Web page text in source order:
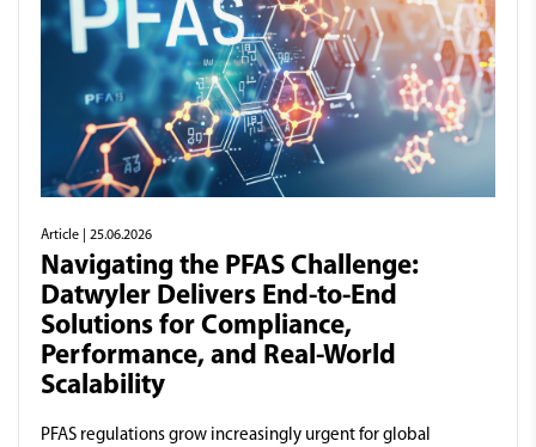
Article | 25.06.2026
Navigating the PFAS Challenge:
Datwyler Delivers End-to-End
Solutions for Compliance,
Performance, and Real-World
Scalability
PFAS regulations grow increasingly urgent for global